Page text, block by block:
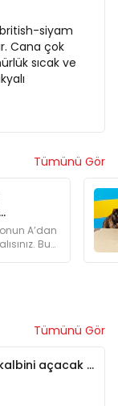
british-siyam
Cana çok
sıcak ve
Tümünü Gör
A’dan
Bu
Tümünü Gör
Zeyna kendisine evini ve kalbini açacak meleğini bekliyor